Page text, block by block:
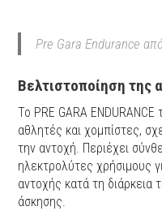
Pre Gara Endurance
Βελτιστοποίηση της
Το PRE GARA ENDURANCE
αθλητές και χομπίστες,
την αντοχή. Περιέχει
ηλεκτρολύτες χρήσιμους
αντοχής κατά τη διάρκεια
άσκησης.